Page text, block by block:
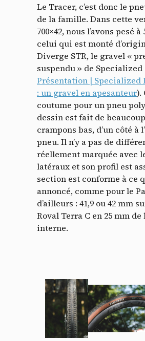
Le Tracer, c’est donc le
de la famille. Dans cette
700×42, nous l’avons pesé à
celui qui est monté
Diverge STR, le gravel «
suspendu » de
Présentation | Specialized
: un gravel en apesanteur).
coutume pour un pneu
dessin est fait de
crampons bas, d’un côté à
pneu. Il n’y a pas de
réellement marquée avec
latéraux et son profil est
section est conforme à ce
annoncé, comme pour le
d’ailleurs : 41,9 ou 42 mm
Roval Terra C en 25 mm
interne.